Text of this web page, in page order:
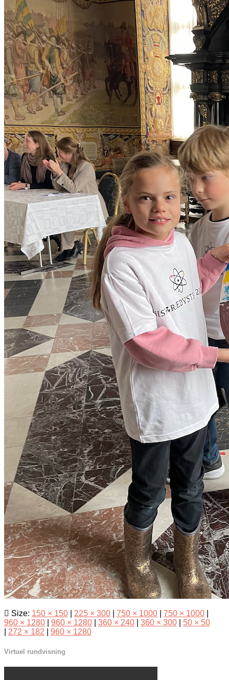
Size: 150 × 150 225 × 300 750 × 1000 750 × 1000
960 × 1280
960 × 1280 360 × 240 360 × 300
50 × 50
272 × 182 960 × 1280
Virtuel rundvisning